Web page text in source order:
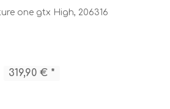
one gtx High, 206316
319,90 € *